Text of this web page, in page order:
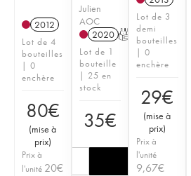
2012
Lot de 4
bouteilles
| 0
enchère
80€
(mise à
prix)
Prix à
l'unité 20€
Julien
AOC
2020 T
Lot de 1
bouteille
| 25 en
stock
35€
Lot de 3
demi
bouteilles
| 0
enchère
29€
(mise à
prix)
Prix à
l'unité
9,67€